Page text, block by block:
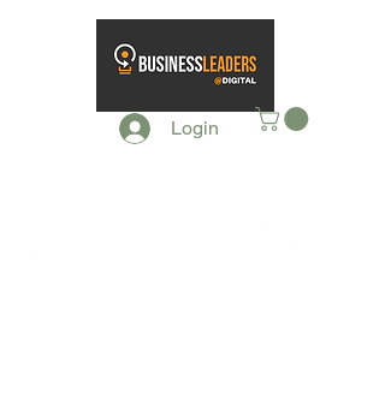
Login